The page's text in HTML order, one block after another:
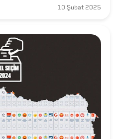
10 Şubat 2025